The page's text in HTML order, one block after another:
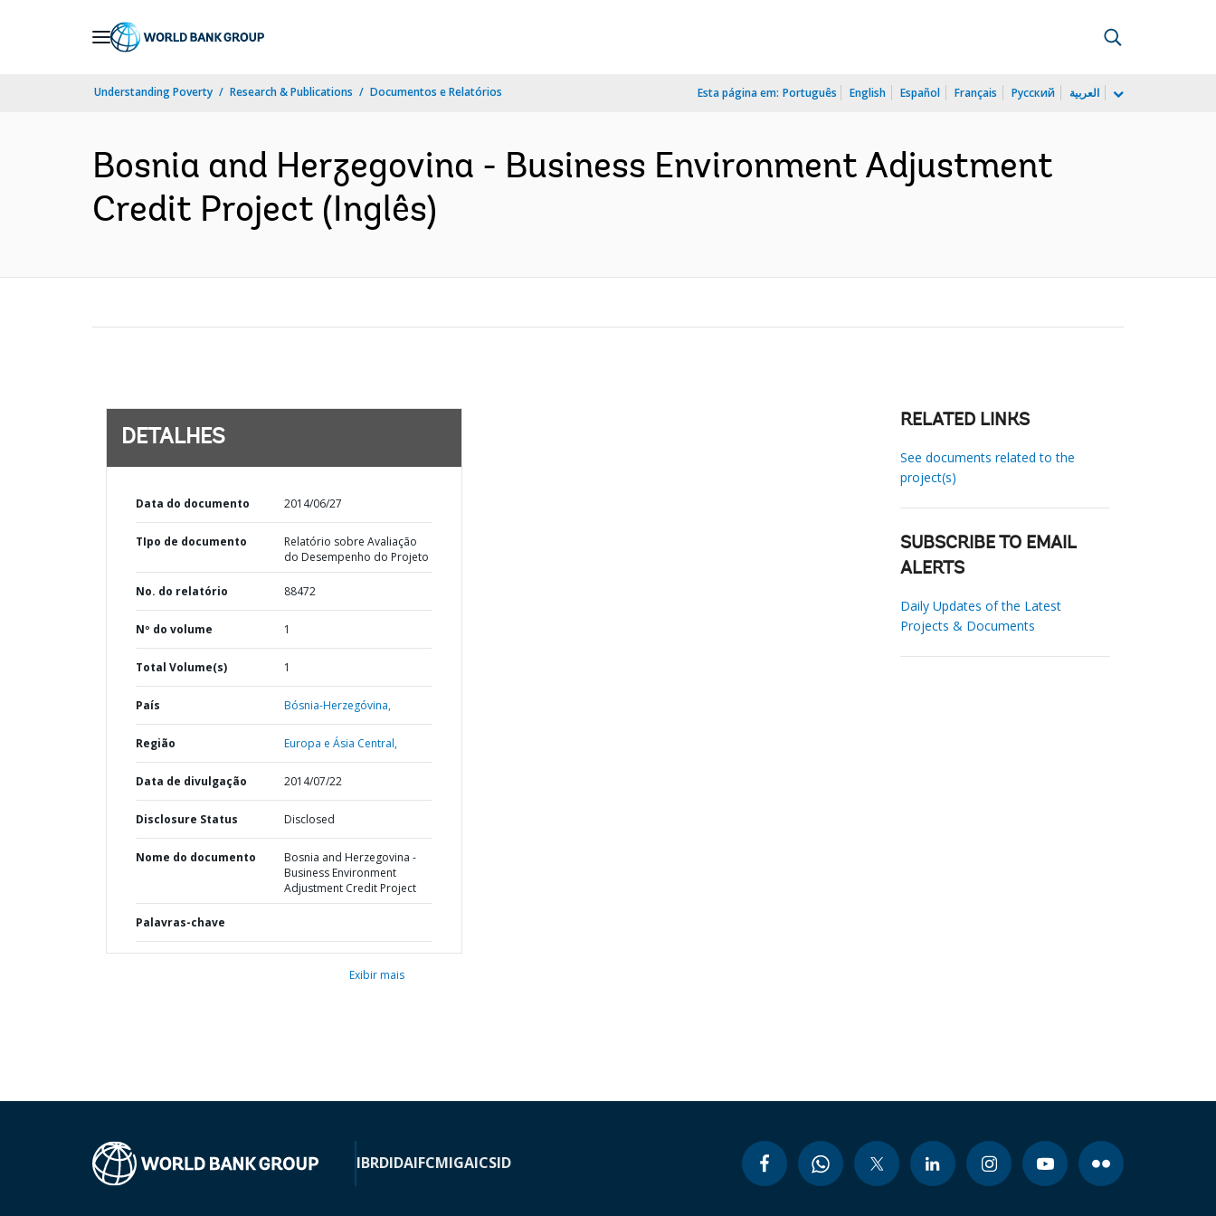
Understanding Poverty Research & Publications Documentos e Relatórios Esta página em: Português English Español Français Русский العربية
Bosnia and Herzegovina - Business Environment Adjustment
Credit Project (Inglês)
DETALHES
Data do documento 2014/06/27
TIpo de documento
Relatório sobre Avaliação
do Desempenho do Projeto
No. do relatório 88472
Nº do volume 1
Total Volume(s) 1
País Bósnia-Herzegóvina,
Região Europa e Ásia Central,
Data de divulgação 2014/07/22
Disclosure Status Disclosed
Nome do documento
Bosnia and Herzegovina -
Business Environment
Adjustment Credit Project
Palavras-chave
Exibir mais
RELATED LINKS
See documents related to the
project(s)
SUBSCRIBE TO EMAIL
ALERTS
Daily Updates of the Latest
Projects & Documents
IBRDIDAIFCMIGAICSID